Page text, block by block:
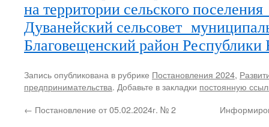
на территории сельского
Дуванейский сельсовет
Благовещенский район Республики
Запись опубликована в рубрике Постановления 2024,
предпринимательства. Добавьте в закладки постоянную
← Постановление от 05.02.2024г. № 2